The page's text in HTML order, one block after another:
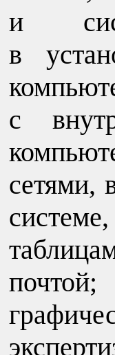
и
в
с
сетями,